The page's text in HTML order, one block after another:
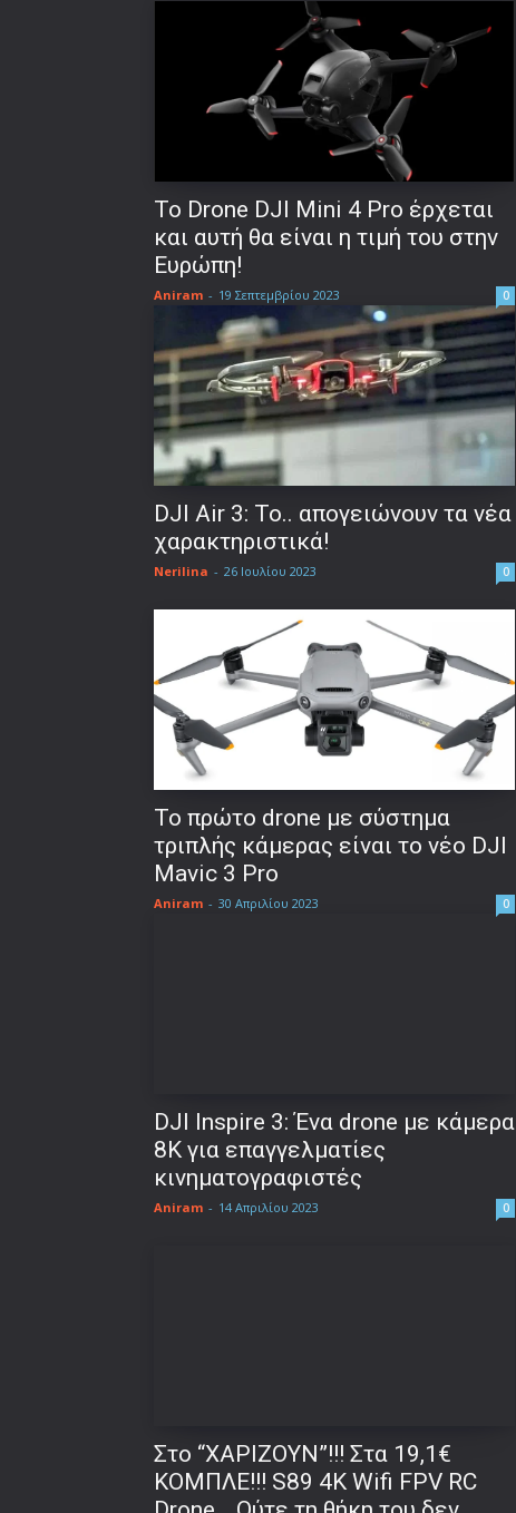
Το Drone DJI Mini 4 Pro έρχεται
και αυτή θα είναι η τιμή του στην
Ευρώπη!
Aniram - 19 Σεπτεμβρίου 2023 0
DJI Air 3: Το.. απογειώνουν τα νέα
χαρακτηριστικά!
Nerilina - 26 Ιουλίου 2023 0
Το πρώτο drone με σύστημα
τριπλής κάμερας είναι το νέο DJI
Mavic 3 Pro
Aniram - 30 Απριλίου 2023 0
DJI Inspire 3: Ένα drone με κάμερα
8K για επαγγελματίες
κινηματογραφιστές
Aniram - 14 Απριλίου 2023 0
Στο “ΧΑΡΙΖΟΥΝ”!!! Στα 19,1€
ΚΟΜΠΛΕ!!! S89 4K Wifi FPV RC